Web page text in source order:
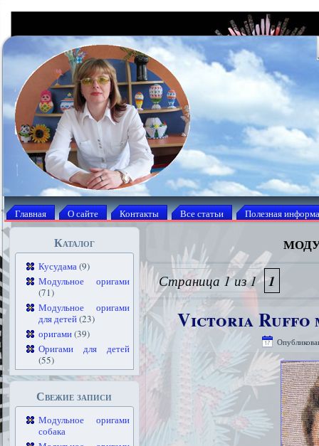
Главная О сайте Контакты Все статьи Полезная
Каталог
Кусудама(9)
Модульное оригами
(71)
Модульное оригами
для детей(23)
оригами(39)
Оригами для детей
(55)
Свежие записи
Модульное оригами
собака
Страница 1 из 1 1
Victoria Ruffo